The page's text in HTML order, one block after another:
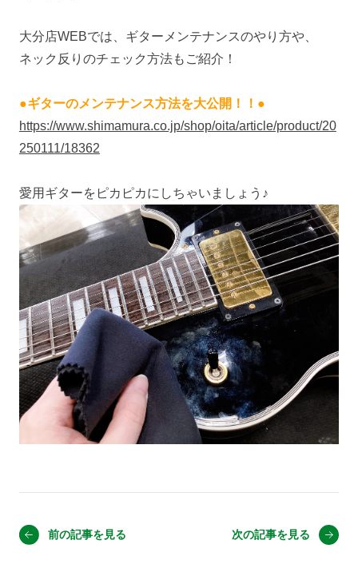
大分店WEBでは、ギターメンテナンスのやり方や、
ネック反りのチェック方法もご紹介！
●ギターのメンテナンス方法を大公開！！●
https://www.shimamura.co.jp/shop/oita/article/product/20
250111/18362
愛用ギターをピカピカにしちゃいましょう♪
前の記事を見る 次の記事を見る